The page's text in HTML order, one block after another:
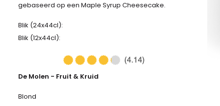
gebaseerd op een Maple Syrup Cheesecake.
Blik (24x44cl):
Blik (12x44cl):
De Molen - Fruit & Kruid
Blond